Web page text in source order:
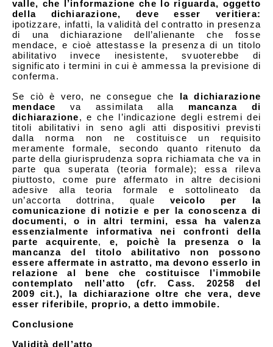
valle, che l’informazione che lo riguarda, oggetto
della dichiarazione, deve esser veritiera:
ipotizzare, infatti, la validità del contratto in presenza
di una dichiarazione dell’alienante che fosse
mendace, e cioè attestasse la presenza di un titolo
abilitativo invece inesistente, svuoterebbe di
significato i termini in cui è ammessa la previsione di
conferma.
Se ciò è vero, ne consegue che la dichiarazione
mendace va assimilata alla mancanza di
dichiarazione, e che l’indicazione degli estremi dei
titoli abilitativi in seno agli atti dispositivi previsti
dalla norma non ne costituisce un requisito
meramente formale, secondo quanto ritenuto da
parte della giurisprudenza sopra richiamata che va in
parte qua superata (teoria formale); essa rileva
piuttosto, come pure affermato in altre decisioni
adesive alla teoria formale e sottolineato da
un’accorta dottrina, quale veicolo per la
comunicazione di notizie e per la conoscenza di
documenti, o in altri termini, essa ha valenza
essenzialmente informativa nei confronti della
parte acquirente, e, poichè la presenza o la
mancanza del titolo abilitativo non possono
essere affermate in astratto, ma devono esserlo in
relazione al bene che costituisce l’immobile
contemplato nell’atto (cfr. Cass. 20258 del
2009 cit.), la dichiarazione oltre che vera, deve
esser riferibile, proprio, a detto immobile.
Conclusione
Validità dell’atto